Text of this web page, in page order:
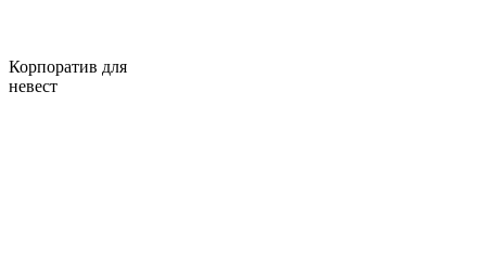
Корпоратив для
невест